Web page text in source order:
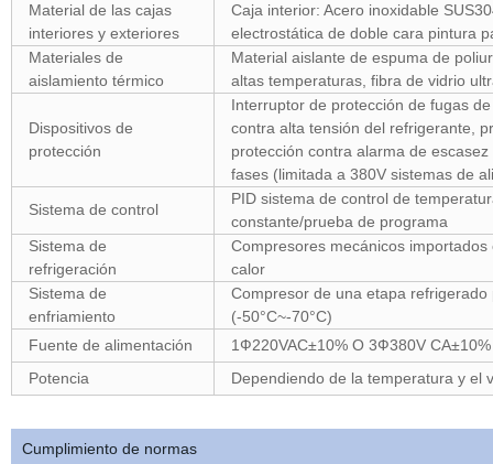
Material de las cajas
interiores y exteriores
Caja interior: Acero inoxidable
electrostática de doble cara pintura
Materiales de
aislamiento térmico
Material aislante de espuma de
altas temperaturas, fibra de vidrio
Dispositivos de
protección
Interruptor de protección de fugas
contra alta tensión del refrigerante,
protección contra alarma de
fases (limitada a 380V sistemas de
Sistema de control
PID sistema de control de
constante/prueba de programa
Sistema de
refrigeración
Compresores mecánicos
calor
Sistema de
enfriamiento
Compresor de una etapa
(-50°C~-70°C)
Fuente de alimentación
1Ф220VAC±10% O 3Ф380V
Potencia
Dependiendo de la temperatura y el
Cumplimiento de normas